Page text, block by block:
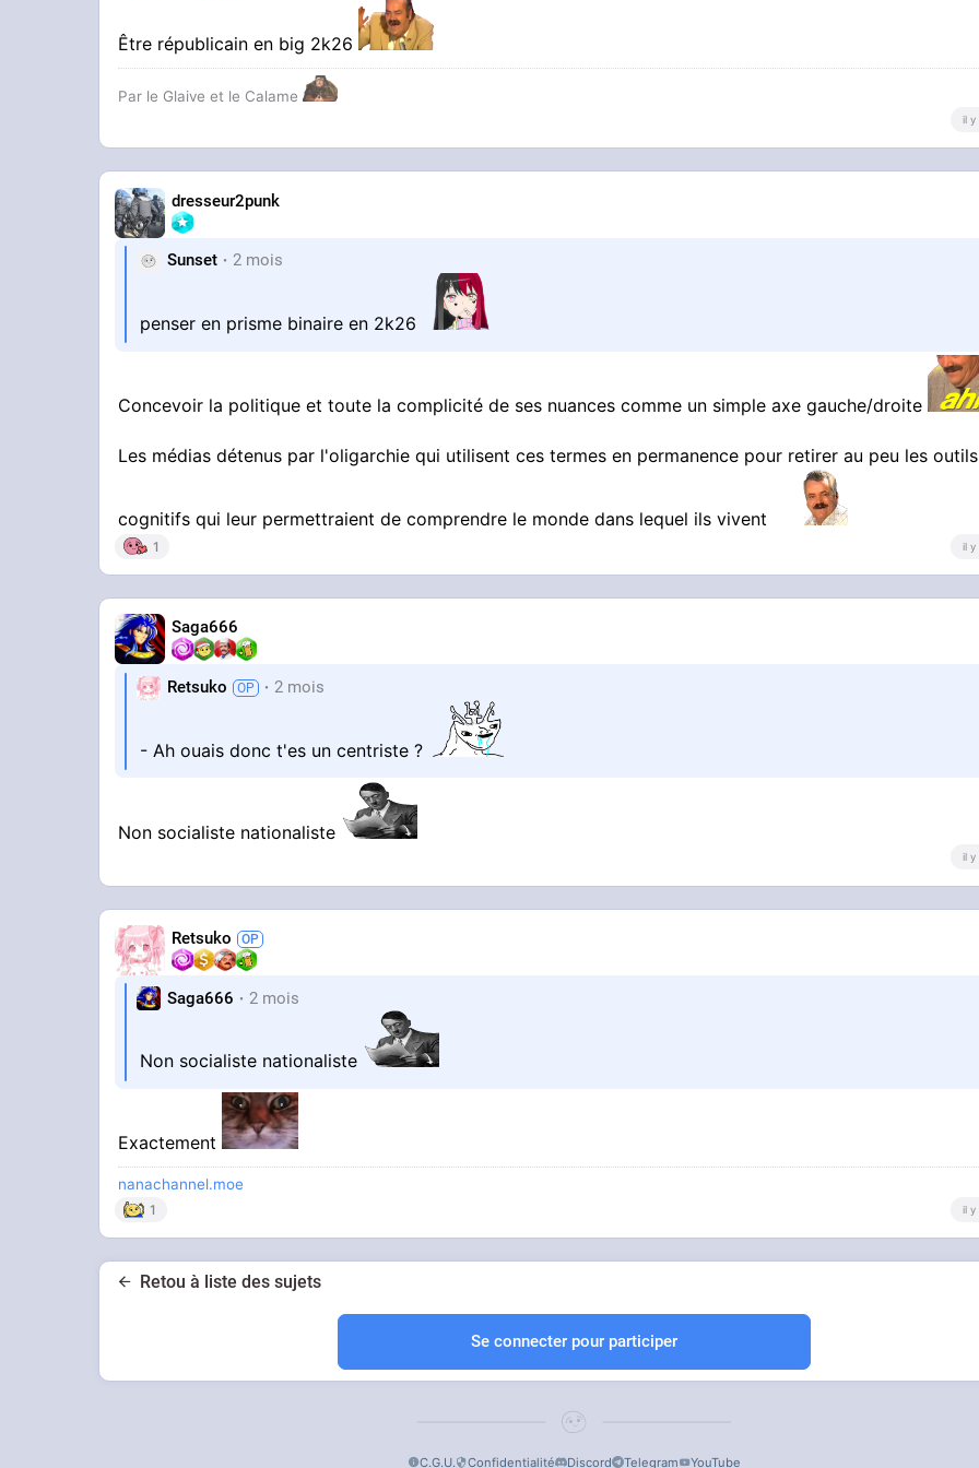
Être républicain en big 2k26
Par le Glaive et le Calame
il y
dresseur2punk
Sunset 2 mois
penser en prisme binaire en 2k26
Concevoir la politique et toute la complicité de ses nuances comme un simple axe gauche/droite
Les médias détenus par l'oligarchie qui utilisent ces termes en permanence pour retirer au peu les outils
cognitifs qui leur permettraient de comprendre le monde dans lequel ils vivent
1 il y
Saga666
Retsuko 2 mois
- Ah ouais donc t'es un centriste ?
Non socialiste nationaliste
il y
Retsuko
Saga666 2 mois
Non socialiste nationaliste
Exactement
nanachannel.moe
1 il y
Retou à liste des sujets
Se connecter pour participer
C.G.U. Confidentialité Discord Telegram YouTube